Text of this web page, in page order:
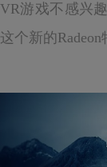
VR游戏不感兴
这个新的